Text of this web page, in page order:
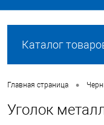
Каталог
Главная страница •
Уголок